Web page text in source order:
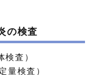
の検査
査）
量検査）